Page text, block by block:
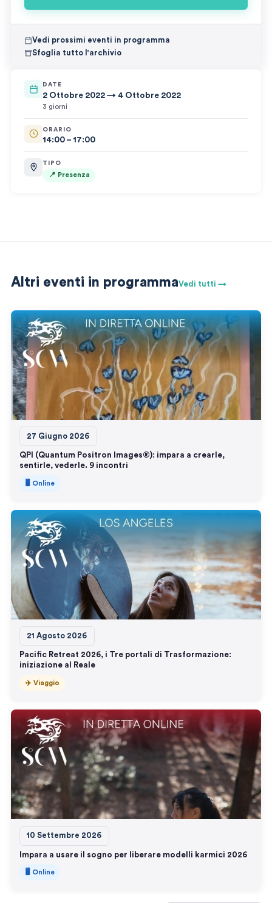
Vedi prossimi eventi in programma
Sfoglia tutto l'archivio
DATE
2 Ottobre 2022 → 4 Ottobre 2022
3 giorni
ORARIO
14:00 – 17:00
TIPO
📍 Presenza
Altri eventi in programmaVedi tutti →
27 Giugno 2026
QPI (Quantum Positron Images®): impara a crearle,
sentirle, vederle. 9 incontri
🖥️ Online
21 Agosto 2026
Pacific Retreat 2026, i Tre portali di Trasformazione:
iniziazione al Reale
✈️ Viaggio
10 Settembre 2026
Impara a usare il sogno per liberare modelli karmici 2026
🖥️ Online